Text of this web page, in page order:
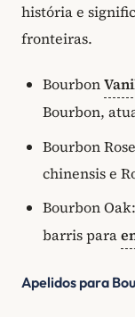
história e
fronteiras.
Bourbon
Bourbon,
Bourbon
chinensis e
Bourbon
barris para
Apelidos para